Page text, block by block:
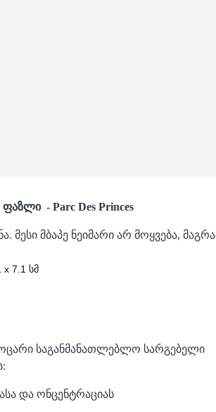
- Parc Des Princes
მესი მბაპე ნეიმარი არ მოყვება,
x 7.1 სმ
საგანმანათლებლო სარგებელი
და ონცენტრაციას